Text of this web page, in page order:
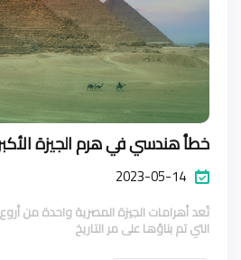
خطأ هندسي في هرم الجيزة
2023-05-14
تُعد أهرامات الجيزة المصرية واحدة من
التي تم بناؤها على مر التاريخ